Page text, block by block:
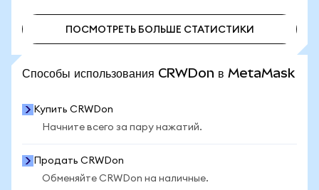
ПОСМОТРЕТЬ БОЛЬШЕ СТАТИСТИКИ
Способы использования CRWDon в MetaMask
Купить CRWDon
Начните всего за пару нажатий.
Продать CRWDon
Обменяйте CRWDon на наличные.